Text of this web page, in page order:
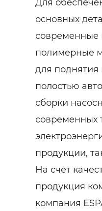
Для
основных
современные
полимерные
для поднятия
полостью
сборки
современных
продукции,
На счет
продукция
компания